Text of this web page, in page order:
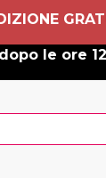
le ore